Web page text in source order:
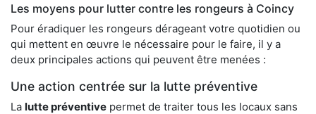
Les moyens pour lutter contre les rongeurs à Coincy
Pour éradiquer les rongeurs dérageant votre quotidien ou
qui mettent en œuvre le nécessaire pour le faire, il y a
deux principales actions qui peuvent être menées :
Une action centrée sur la lutte préventive
La lutte préventive permet de traiter tous les locaux sans